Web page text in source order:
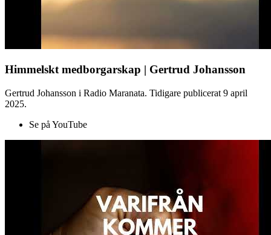
Himmelskt medborgarskap | Gertrud Johansson
Gertrud Johansson i Radio Maranata. Tidigare publicerat 9 april
2025.
Se på YouTube